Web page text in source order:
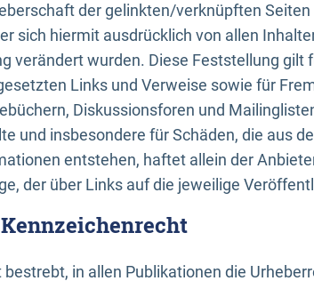
der gelinkten/verknüpften
sich hiermit ausdrücklich von allen
verändert wurden. Diese Feststellung gilt
Links und Verweise sowie für
Diskussionsforen und
und insbesondere für Schäden, die aus
entstehen, haftet allein der
der über Links auf die jeweilige
bestrebt, in allen Publikationen die